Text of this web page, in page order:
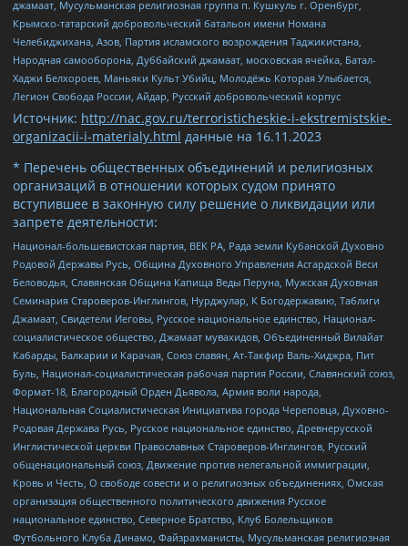
джамаат, Мусульманская религиозная группа п. Кушкуль г. Оренбург,
Крымско-татарский добровольческий батальон имени Номана
Челебиджихана, Азов, Партия исламского возрождения Таджикистана,
Народная самооборона, Дуббайский джамаат, московская ячейка, Батал-
Хаджи Белхороев, Маньяки Культ Убийц, Молодёжь Которая Улыбается,
Легион Свобода России, Айдар, Русский добровольческий корпус
Источник: http://nac.gov.ru/terroristicheskie-i-ekstremistskie-
organizacii-i-materialy.html данные на 16.11.2023
* Перечень общественных объединений и религиозных
организаций в отношении которых судом принято
вступившее в законную силу решение о ликвидации или
запрете деятельности:
Национал-большевистская партия, ВЕК РА, Рада земли Кубанской Духовно
Родовой Державы Русь, Община Духовного Управления Асгардской Веси
Беловодья, Славянская Община Капища Веды Перуна, Мужская Духовная
Семинария Староверов-Инглингов, Нурджулар, К Богодержавию, Таблиги
Джамаат, Свидетели Иеговы, Русское национальное единство, Национал-
социалистическое общество, Джамаат мувахидов, Объединенный Вилайат
Кабарды, Балкарии и Карачая, Союз славян, Ат-Такфир Валь-Хиджра, Пит
Буль, Национал-социалистическая рабочая партия России, Славянский союз,
Формат-18, Благородный Орден Дьявола, Армия воли народа,
Национальная Социалистическая Инициатива города Череповца, Духовно-
Родовая Держава Русь, Русское национальное единство, Древнерусской
Инглистической церкви Православных Староверов-Инглингов, Русский
общенациональный союз, Движение против нелегальной иммиграции,
Кровь и Честь, О свободе совести и о религиозных объединениях, Омская
организация общественного политического движения Русское
национальное единство, Северное Братство, Клуб Болельщиков
Футбольного Клуба Динамо, Файзрахманисты, Мусульманская религиозная